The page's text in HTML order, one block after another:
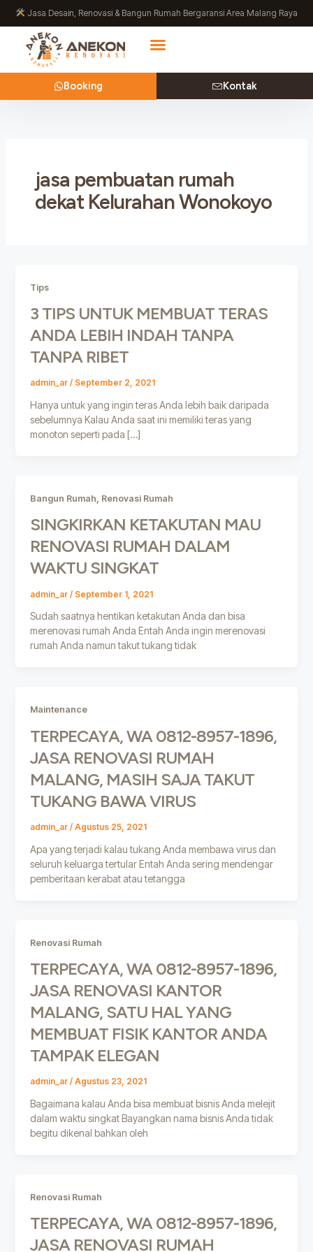
Lewati
Jasa Desain, Renovasi & Bangun Rumah Bergaransi Area Malang Raya
Booking Kontak
jasa pembuatan rumah
dekat Kelurahan Wonokoyo
Tips
3 TIPS UNTUK MEMBUAT TERAS
ANDA LEBIH INDAH TANPA
TANPA RIBET
admin_ar / September 2, 2021
Hanya untuk yang ingin teras Anda lebih baik daripada
sebelumnya Kalau Anda saat ini memiliki teras yang
monoton seperti pada […]
Bangun Rumah Renovasi Rumah
SINGKIRKAN KETAKUTAN MAU
RENOVASI RUMAH DALAM
WAKTU SINGKAT
admin_ar / September 1, 2021
Sudah saatnya hentikan ketakutan Anda dan bisa
merenovasi rumah Anda Entah Anda ingin merenovasi
rumah Anda namun takut tukang tidak
Maintenance
TERPECAYA, WA 0812-8957-1896,
JASA RENOVASI RUMAH
MALANG, MASIH SAJA TAKUT
TUKANG BAWA VIRUS
admin_ar / Agustus 25, 2021
Apa yang terjadi kalau tukang Anda membawa virus dan
seluruh keluarga tertular Entah Anda sering mendengar
pemberitaan kerabat atau tetangga
Renovasi Rumah
TERPECAYA, WA 0812-8957-1896,
JASA RENOVASI KANTOR
MALANG, SATU HAL YANG
MEMBUAT FISIK KANTOR ANDA
TAMPAK ELEGAN
admin_ar / Agustus 23, 2021
Bagaimana kalau Anda bisa membuat bisnis Anda melejit
dalam waktu singkat Bayangkan nama bisnis Anda tidak
begitu dikenal bahkan oleh
Renovasi Rumah
TERPECAYA, WA 0812-8957-1896,
JASA RENOVASI RUMAH